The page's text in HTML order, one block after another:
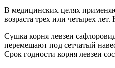
В медицинских целях
возраста трех или четырех
Сушка корня левзеи
перемещают под сетчатый
Срок годности корня левзеи